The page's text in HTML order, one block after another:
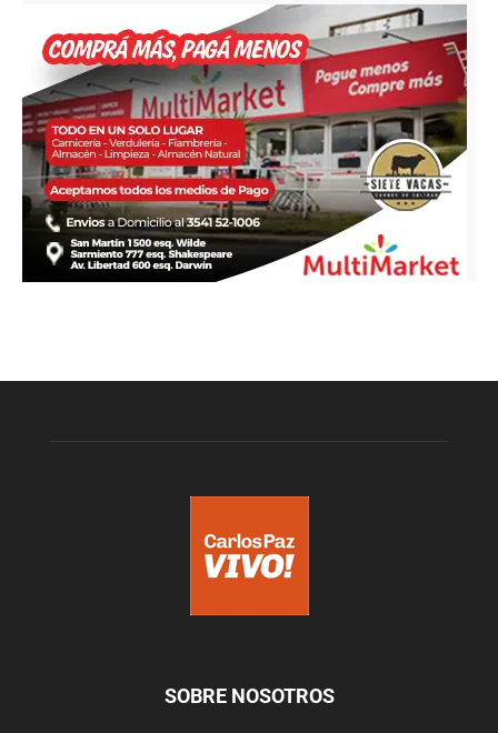
SOBRE NOSOTROS